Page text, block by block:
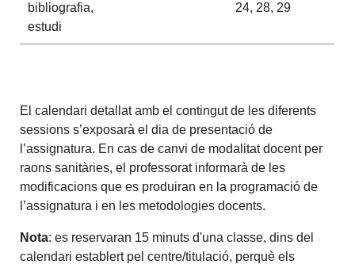
bibliografia,
estudi
24, 28, 29
El calendari detallat amb el contingut de les diferents
sessions s’exposarà el dia de presentació de
l’assignatura. En cas de canvi de modalitat docent per
raons sanitàries, el professorat informarà de les
modificacions que es produiran en la programació de
l’assignatura i en les metodologies docents.
Nota: es reservaran 15 minuts d'una classe, dins del
calendari establert pel centre/titulació, perquè els